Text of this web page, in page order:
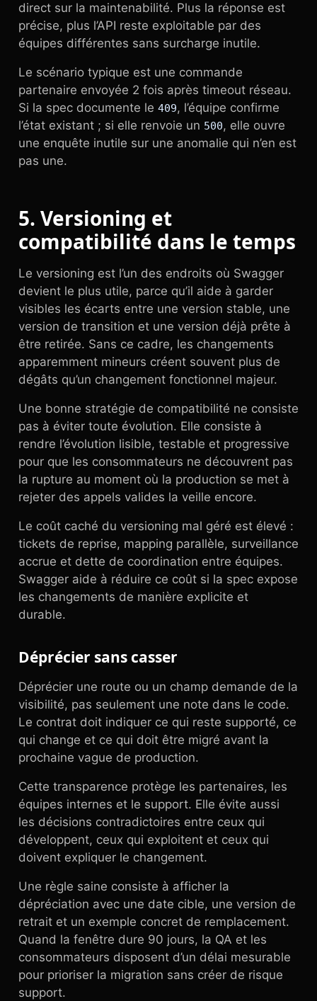
direct sur la maintenabilité. Plus la réponse est
précise, plus l’API reste exploitable par des
équipes différentes sans surcharge inutile.
Le scénario typique est une commande
partenaire envoyée 2 fois après timeout réseau.
Si la spec documente le 409, l’équipe confirme
l’état existant ; si elle renvoie un 500, elle ouvre
une enquête inutile sur une anomalie qui n’en est
pas une.
5. Versioning et
compatibilité dans le temps
Le versioning est l’un des endroits où Swagger
devient le plus utile, parce qu’il aide à garder
visibles les écarts entre une version stable, une
version de transition et une version déjà prête à
être retirée. Sans ce cadre, les changements
apparemment mineurs créent souvent plus de
dégâts qu’un changement fonctionnel majeur.
Une bonne stratégie de compatibilité ne consiste
pas à éviter toute évolution. Elle consiste à
rendre l’évolution lisible, testable et progressive
pour que les consommateurs ne découvrent pas
la rupture au moment où la production se met à
rejeter des appels valides la veille encore.
Le coût caché du versioning mal géré est élevé :
tickets de reprise, mapping parallèle, surveillance
accrue et dette de coordination entre équipes.
Swagger aide à réduire ce coût si la spec expose
les changements de manière explicite et
durable.
Déprécier sans casser
Déprécier une route ou un champ demande de la
visibilité, pas seulement une note dans le code.
Le contrat doit indiquer ce qui reste supporté, ce
qui change et ce qui doit être migré avant la
prochaine vague de production.
Cette transparence protège les partenaires, les
équipes internes et le support. Elle évite aussi
les décisions contradictoires entre ceux qui
développent, ceux qui exploitent et ceux qui
doivent expliquer le changement.
Une règle saine consiste à afficher la
dépréciation avec une date cible, une version de
retrait et un exemple concret de remplacement.
Quand la fenêtre dure 90 jours, la QA et les
consommateurs disposent d’un délai mesurable
pour prioriser la migration sans créer de risque
support.